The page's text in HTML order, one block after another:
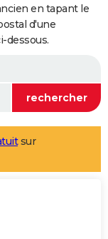
en tapant le
d'une
dessous.
sur